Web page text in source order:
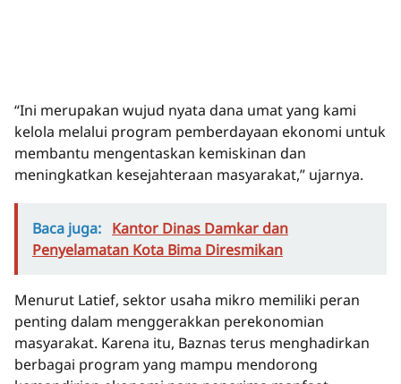
“Ini merupakan wujud nyata dana umat yang kami
kelola melalui program pemberdayaan ekonomi untuk
membantu mengentaskan kemiskinan dan
meningkatkan kesejahteraan masyarakat,” ujarnya.
Baca juga: Kantor Dinas Damkar dan
Penyelamatan Kota Bima Diresmikan
Menurut Latief, sektor usaha mikro memiliki peran
penting dalam menggerakkan perekonomian
masyarakat. Karena itu, Baznas terus menghadirkan
berbagai program yang mampu mendorong